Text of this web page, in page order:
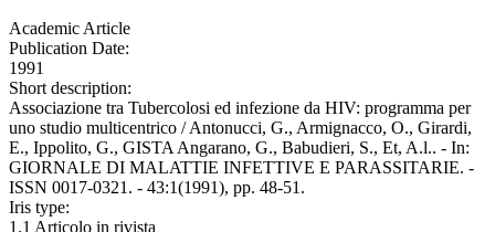
Academic Article
Publication Date:
1991
Short description:
Associazione tra Tubercolosi ed infezione da HIV: programma per
uno studio multicentrico / Antonucci, G., Armignacco, O., Girardi,
E., Ippolito, G., GISTA Angarano, G., Babudieri, S., Et, A.l.. - In:
GIORNALE DI MALATTIE INFETTIVE E PARASSITARIE. -
ISSN 0017-0321. - 43:1(1991), pp. 48-51.
Iris type:
1.1 Articolo in rivista